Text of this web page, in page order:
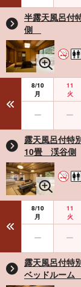
半露天風呂
側
8/10
月
11
火
露天風呂付
10畳 渓谷側
8/10
月
11
火
露天風呂付
ベッドルー